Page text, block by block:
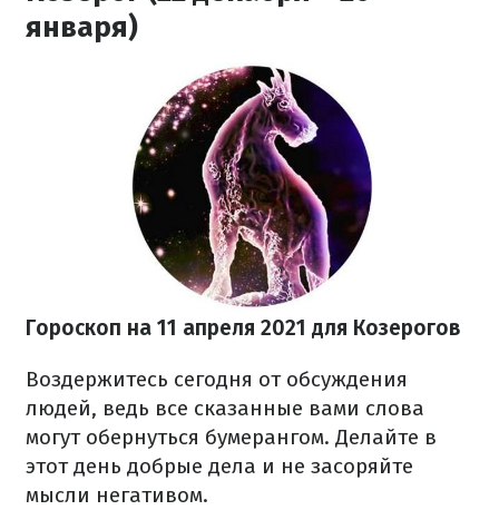
января)
Гороскоп на 11 апреля 2021 для Козерогов
Воздержитесь сегодня от обсуждения
людей, ведь все сказанные вами слова
могут обернуться бумерангом. Делайте в
этот день добрые дела и не засоряйте
мысли негативом.